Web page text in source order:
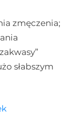
zmęczenia;
słabszym